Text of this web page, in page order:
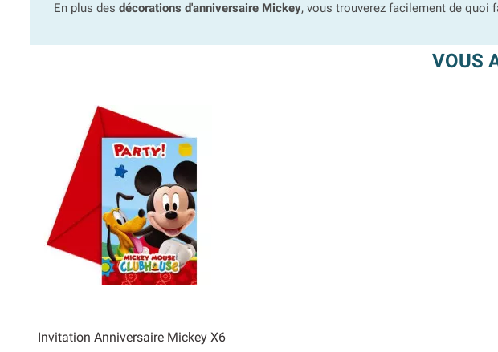
En plus des décorations d'anniversaire Mickey, vous trouverez facilement de quoi
VOUS
Invitation Anniversaire Mickey X6